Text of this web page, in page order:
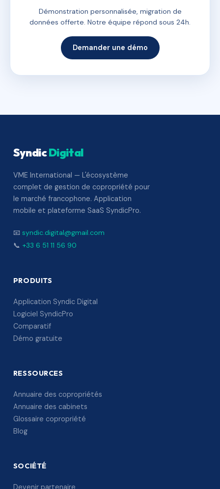
Démonstration personnalisée, migration de
données offerte. Notre équipe répond sous 24h.
Demander une démo
SyndicDigital
VME International — L'écosystème
complet de gestion de copropriété pour
le marché francophone. Application
mobile et plateforme SaaS SyndicPro.
📧 syndic.digital@gmail.com
📞 +33 6 51 11 56 90
PRODUITS
Application Syndic Digital
Logiciel SyndicPro
Comparatif
Démo gratuite
RESSOURCES
Annuaire des copropriétés
Annuaire des cabinets
Glossaire copropriété
Blog
SOCIÉTÉ
Devenir partenaire